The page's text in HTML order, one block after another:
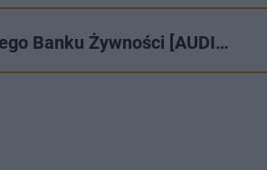
Banku Żywności [AUDI…